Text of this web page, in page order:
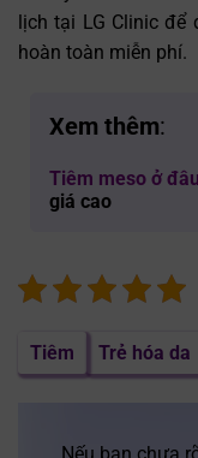
lịch tại LG Clinic để
hoàn toàn miễn phí.
Xem thêm:
Tiêm meso ở đâu
giá cao
Tiêm Trẻ hóa da
Nếu bạn chưa